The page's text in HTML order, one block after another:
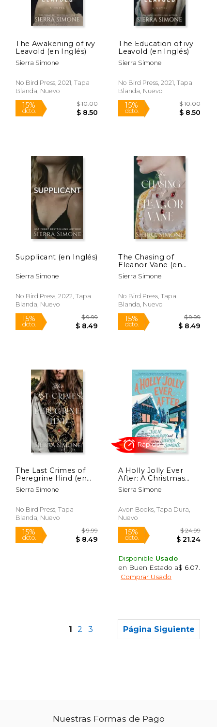
15%
dcto.
12%
dcto.
$ 8.50
The Awakening of ivy
Leavold (en Inglés)
Sierra Simone
No Bird Press, 2021, Tapa
Blanda, Nuevo
The Education of ivy
Leavold (en Inglés)
Sierra Simone
No Bird Press, 2021, Tapa
Blanda, Nuevo
Supplicant (en Inglés)
Sierra Simone
No Bird Press, 2022, Tapa
Blanda, Nuevo
The Chasing of
Eleanor Vane (en
Inglés)
Sierra Simone
No Bird Press, Tapa
Blanda, Nuevo
The Last Crimes of
Peregrine Hind (en
Inglés)
Sierra Simone
No Bird Press, Tapa
Blanda, Nuevo
A Holly Jolly Ever
After: A Christmas
Notch Novel (a
Christmas Notch, 2)
Sierra Simone
Avon Books, Tapa Dura,
Nuevo
Disponible Usado
en Buen Estado a$ 6.07
Comprar Usado
1 2 3 Página Siguiente
Nuestras Formas de Pago